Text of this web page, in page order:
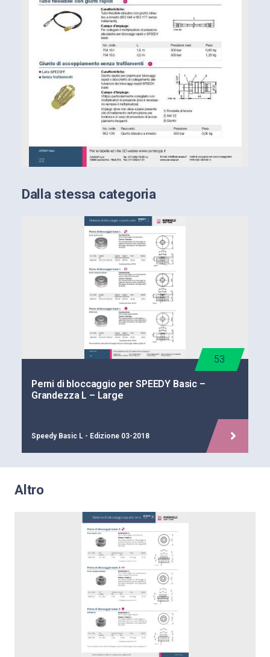
Dalla stessa categoria
Perni di bloccaggio per SPEEDY Basic –
Grandezza L – Large
53
Speedy Basic L - Edizione 03-2018
Altro